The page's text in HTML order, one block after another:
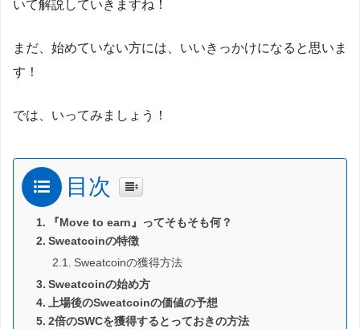
いて解説していきますね！
まだ、始めていない方には、いいきっかけになると思いま
す！
では、いってみましょう！
目次
『Move to earn』ってそもそも何？
Sweatcoinの特徴
Sweatcoinの獲得方法
Sweatcoinの始め方
上場後のSweatcoinの価値の予想
2倍のSWCを獲得するとっておきの方法